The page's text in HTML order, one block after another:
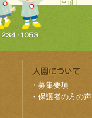
・ 募集要項
・ 保護者の方の声